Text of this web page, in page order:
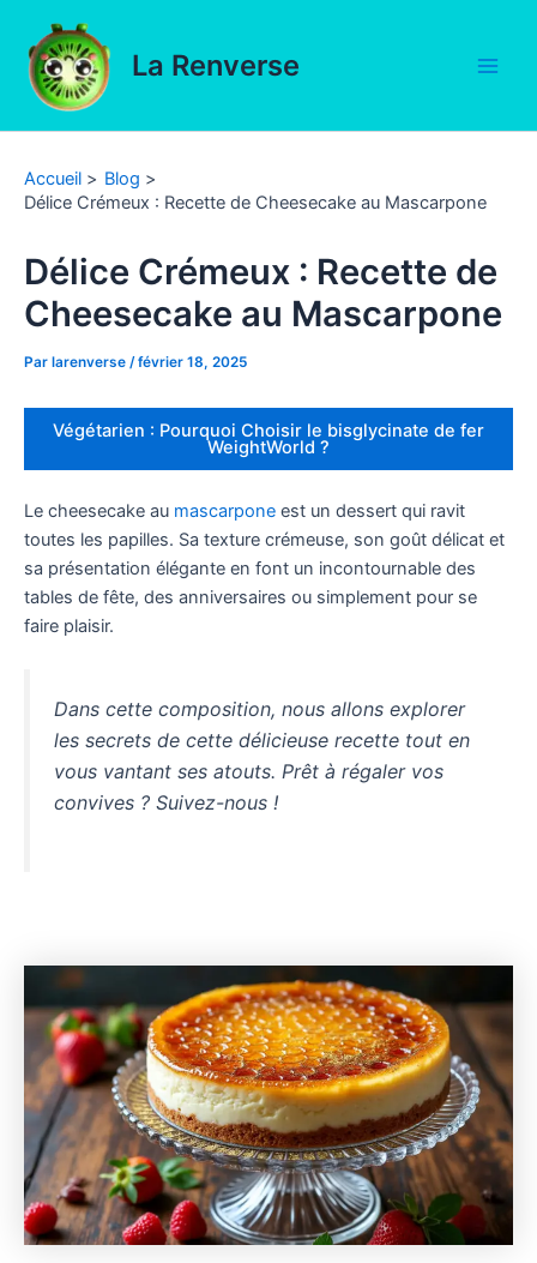
contenu
La Renverse
Accueil
Blog
Délice Crémeux : Recette de Cheesecake au Mascarpone
Délice Crémeux : Recette de
Cheesecake au Mascarpone
Par larenverse /février 18, 2025
Végétarien : Pourquoi Choisir le bisglycinate de fer
WeightWorld ?
Le cheesecake au mascarpone est un dessert qui ravit
toutes les papilles. Sa texture crémeuse, son goût délicat et
sa présentation élégante en font un incontournable des
tables de fête, des anniversaires ou simplement pour se
faire plaisir.
Dans cette composition, nous allons explorer
les secrets de cette délicieuse recette tout en
vous vantant ses atouts. Prêt à régaler vos
convives ? Suivez-nous !